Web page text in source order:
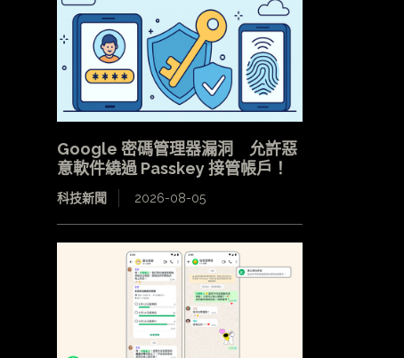
Google 密碼管理器漏洞 允許惡
意軟件繞過 Passkey 接管帳戶！
科技新聞 2026-08-05